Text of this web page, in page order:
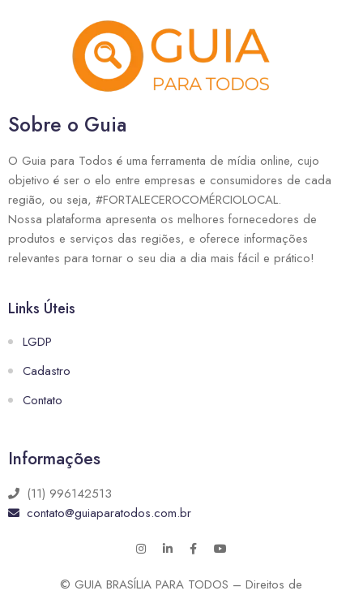
Sobre o Guia
O Guia para Todos é uma ferramenta de mídia online, cujo
objetivo é ser o elo entre empresas e consumidores de cada
região, ou seja, #FORTALECEROCOMÉRCIOLOCAL.
Nossa plataforma apresenta os melhores fornecedores de
produtos e serviços das regiões, e oferece informações
relevantes para tornar o seu dia a dia mais fácil e prático!
Links Úteis
LGDP
Cadastro
Contato
Informações
(11) 996142513
contato@guiaparatodos.com.br
© GUIA BRASÍLIA PARA TODOS – Direitos de